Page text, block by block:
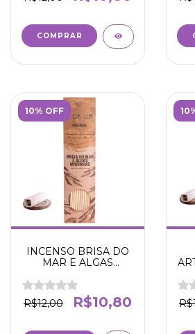
10% OFF
INCENSO BRISA DO
MAR E ALGAS
LUA
R$12,00
R$10,80